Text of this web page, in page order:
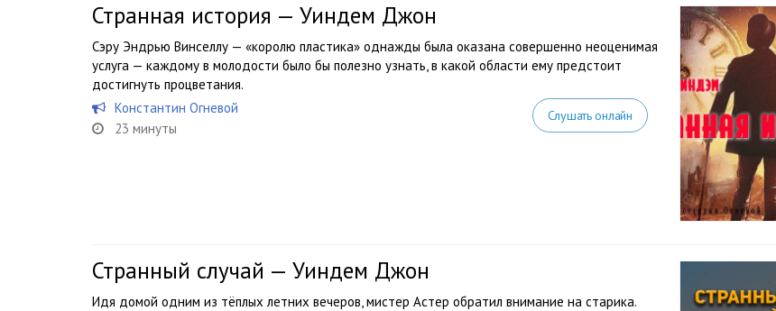
Странная история — Уиндем Джон
Сэру Эндрью Винселлу — «королю пластика» однажды была оказана совершенно неоценимая
услуга — каждому в молодости было бы полезно узнать, в какой области ему предстоит
достигнуть процветания.
Константин Огневой
23 минуты
Слушать онлайн
Странный случай — Уиндем Джон
Идя домой одним из тёплых летних вечеров, мистер Астер обратил внимание на старика.